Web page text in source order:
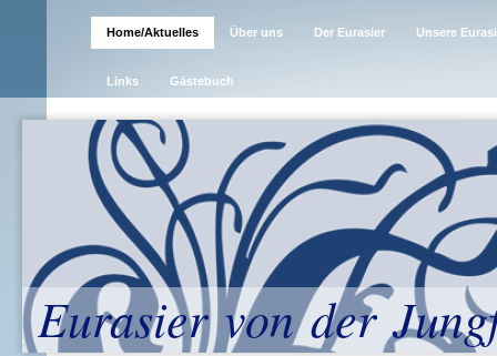
Home/Aktuelles Über uns Der Eurasier Unsere
Links Gästebuch
Eurasier von der